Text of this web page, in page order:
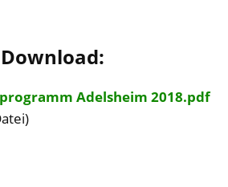
Adelsheim 2018.pdf